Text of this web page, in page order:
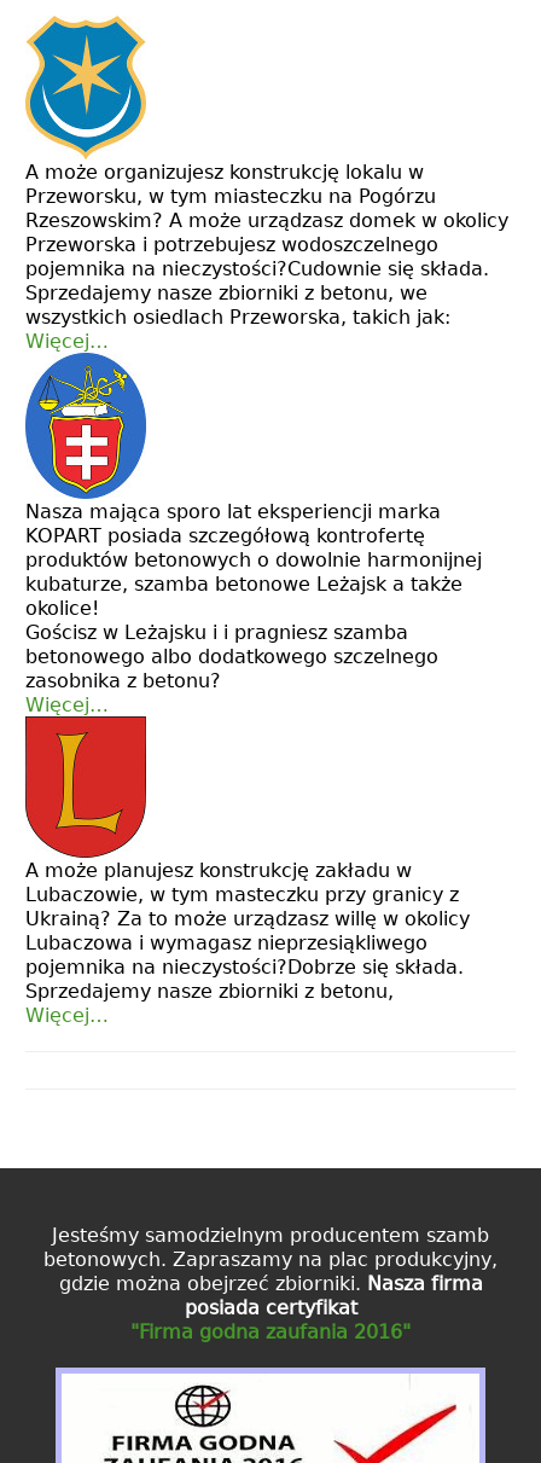
A może organizujesz konstrukcję lokalu w
Przeworsku, w tym miasteczku na Pogórzu
Rzeszowskim? A może urządzasz domek w okolicy
Przeworska i potrzebujesz wodoszczelnego
pojemnika na nieczystości?Cudownie się składa.
Sprzedajemy nasze zbiorniki z betonu, we
wszystkich osiedlach Przeworska, takich jak:
Więcej…
Nasza mająca sporo lat eksperiencji marka
KOPART posiada szczegółową kontrofertę
produktów betonowych o dowolnie harmonijnej
kubaturze, szamba betonowe Leżajsk a także
okolice!
Gościsz w Leżajsku i i pragniesz szamba
betonowego albo dodatkowego szczelnego
zasobnika z betonu?
Więcej…
A może planujesz konstrukcję zakładu w
Lubaczowie, w tym masteczku przy granicy z
Ukrainą? Za to może urządzasz willę w okolicy
Lubaczowa i wymagasz nieprzesiąkliwego
pojemnika na nieczystości?Dobrze się składa.
Sprzedajemy nasze zbiorniki z betonu,
Więcej…
Jesteśmy samodzielnym producentem szamb
betonowych. Zapraszamy na plac produkcyjny,
gdzie można obejrzeć zbiorniki. Nasza firma
posiada certyfikat
"Firma godna zaufania 2016"